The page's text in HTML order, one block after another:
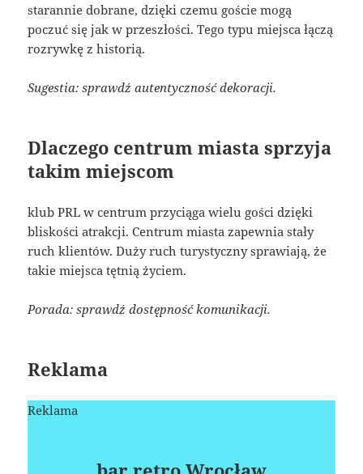
starannie dobrane, dzięki czemu goście mogą
poczuć się jak w przeszłości. Tego typu miejsca łączą
rozrywkę z historią.
Sugestia: sprawdź autentyczność dekoracji.
Dlaczego centrum miasta sprzyja
takim miejscom
klub PRL w centrum przyciąga wielu gości dzięki
bliskości atrakcji. Centrum miasta zapewnia stały
ruch klientów. Duży ruch turystyczny sprawiają, że
takie miejsca tętnią życiem.
Porada: sprawdź dostępność komunikacji.
Reklama
Reklama